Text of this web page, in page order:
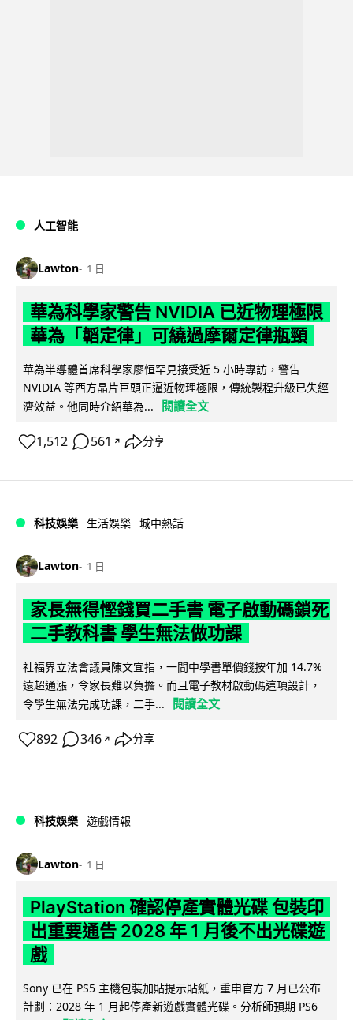
人工智能
Lawton 1 日
華為科學家警告 NVIDIA 已近物理極限
華為「韜定律」可繞過摩爾定律瓶頸
華為半導體首席科學家廖恒罕見接受近 5 小時專訪，警告
NVIDIA 等西方晶片巨頭正逼近物理極限，傳統製程升級已失經
濟效益。他同時介紹華為...
閱讀全文
1,512 561 ↗ 分享
科技娛樂 生活娛樂 城中熱話
Lawton 1 日
家長無得慳錢買二手書 電子啟動碼鎖死
二手教科書 學生無法做功課
社福界立法會議員陳文宜指，一間中學書單價錢按年加 14.7%
遠超通漲，令家長難以負擔。而且電子教材啟動碼這項設計，
令學生無法完成功課，二手...
閱讀全文
892 346 ↗ 分享
科技娛樂 遊戲情報
Lawton 1 日
PlayStation 確認停產實體光碟 包裝印
出重要通告 2028 年 1 月後不出光碟遊
戲
Sony 已在 PS5 主機包裝加貼提示貼紙，重申官方 7 月已公布
計劃：2028 年 1 月起停產新遊戲實體光碟。分析師預期 PS6